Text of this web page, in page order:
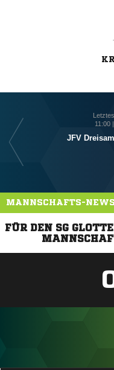
11:00
JFV
MANNSCHAFTS-NEWS
FÜR DEN SG